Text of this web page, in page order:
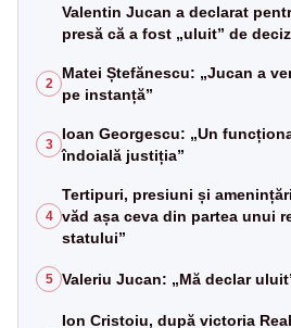
Valentin Jucan a declarat
presă că a fost „uluit” de
2
Matei Ștefănescu: „Jucan a
pe instanță”
3
Ioan Georgescu: „Un
îndoială justiția”
4
Tertipuri, presiuni și
văd așa ceva din partea unui
statului”
5 Valeriu Jucan: „Mă declar
Ion Cristoiu, după victoria